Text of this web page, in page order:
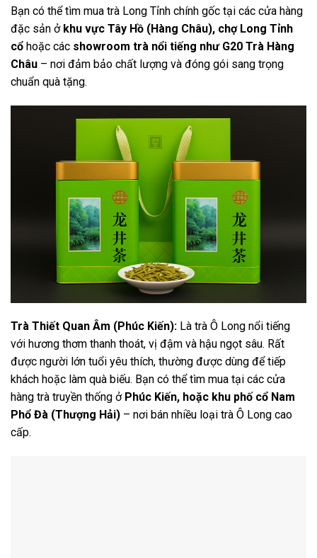
Bạn có thể tìm mua trà Long Tỉnh chính gốc tại các cửa hàng
đặc sản ở khu vực Tây Hồ (Hàng Châu), chợ Long Tỉnh
cổ hoặc các showroom trà nổi tiếng như G20 Trà Hàng
Châu – nơi đảm bảo chất lượng và đóng gói sang trọng
chuẩn quà tặng.
Trà Thiết Quan Âm (Phúc Kiến): Là trà Ô Long nổi tiếng
với hương thơm thanh thoát, vị đậm và hậu ngọt sâu. Rất
được người lớn tuổi yêu thích, thường được dùng để tiếp
khách hoặc làm quà biếu. Bạn có thể tìm mua tại các cửa
hàng trà truyền thống ở Phúc Kiến, hoặc khu phố cổ Nam
Phổ Đà (Thượng Hải) – nơi bán nhiều loại trà Ô Long cao
cấp.